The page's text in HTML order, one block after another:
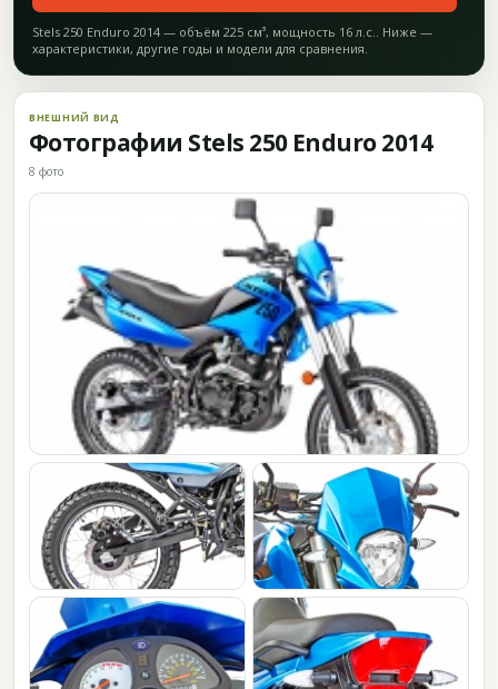
Stels 250 Enduro 2014 — объём 225 см³, мощность 16 л.с.. Ниже —
характеристики, другие годы и модели для сравнения.
ВНЕШНИЙ ВИД
Фотографии Stels 250 Enduro 2014
8 фото